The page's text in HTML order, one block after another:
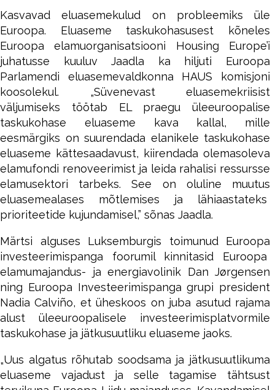
Kasvavad eluasemekulud on probleemiks üle
Euroopa. Eluaseme taskukohasusest kõneles
Euroopa elamuorganisatsiooni Housing Europe’i
juhatusse kuuluv Jaadla ka hiljuti Euroopa
Parlamendi eluasemevaldkonna HAUS komisjoni
koosolekul. „Süvenevast eluasemekriisist
väljumiseks töötab EL praegu üleeuroopalise
taskukohase eluaseme kava kallal, mille
eesmärgiks on suurendada elanikele taskukohase
eluaseme kättesaadavust, kiirendada olemasoleva
elamufondi renoveerimist ja leida rahalisi ressursse
elamusektori tarbeks. See on oluline muutus
eluasemealases mõtlemises ja lähiaastateks
prioriteetide kujundamisel,” sõnas Jaadla.
Märtsi alguses Luksemburgis toimunud Euroopa
investeerimispanga foorumil kinnitasid Euroopa
elamumajandus- ja energiavolinik Dan Jørgensen
ning Euroopa Investeerimispanga grupi president
Nadia Calviño, et üheskoos on juba asutud rajama
alust üleeuroopalisele investeerimisplatvormile
taskukohase ja jätkusuutliku eluaseme jaoks.
„Uus algatus rõhutab soodsama ja jätkusuutlikuma
eluaseme vajadust ja selle tagamise tähtsust